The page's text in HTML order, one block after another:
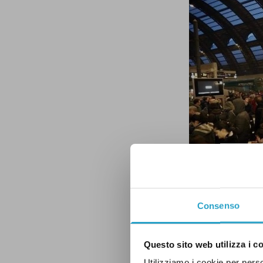
Consenso
Questo sito web utilizza i
L’immagine
Repubblica,